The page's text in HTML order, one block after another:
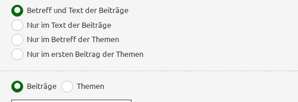
Betreff und Text der Beiträge
Nur im Text der Beiträge
Nur im Betreff der Themen
Nur im ersten Beitrag der Themen
Beiträge
Themen